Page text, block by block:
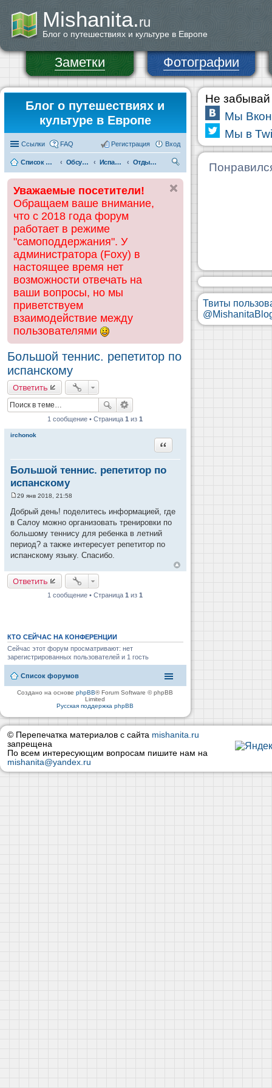
Mishanita.ru
Блог о путешествиях и культуре в Европе
Заметки Фотографии
Блог о путешествиях и
культуре в Европе
Ссылки FAQ Вход
Регистрация
Список форумов Обсуждения и информация по странам Испания Отдых на Коста-Дорада (Салоу, Камбрильс, Ла-Пинеда)
ск
Уважаемые посетители!
Обращаем ваше внимание,
что с 2018 года форум
работает в режиме
"самоподдержания". У
администратора (Foxy) в
настоящее время нет
возможности отвечать на
ваши вопросы, но мы
приветствуем
взаимодействие между
пользователями
Большой теннис. репетитор по
испанскому
Ответить
1 сообщение • Страница1 из1
irchonok
Большой теннис. репетитор по
испанскому
Цитата
о
б
е
н
е
29 янв 2018, 21:58
Добрый день! поделитесь информацией, где
в Салоу можно организовать тренировки по
большому теннису для ребенка в летний
период? а также интересует репетитор по
испанскому языку. Спасибо.
Ответить
1 сообщение • Страница1 из1
КТО СЕЙЧАС НА КОНФЕРЕНЦИИ
Сейчас этот форум просматривают: нет
зарегистрированных пользователей и 1 гость
Список форумов
Создано на основеphpBB® Forum Software © phpBB
Limited
Русская поддержка phpBB
Не забывай
Мы
Мы в
Твиты
© Перепечатка материалов с сайта mishanita.ru
запрещена
По всем интересующим вопросам пишите нам на
mishanita@yandex.ru